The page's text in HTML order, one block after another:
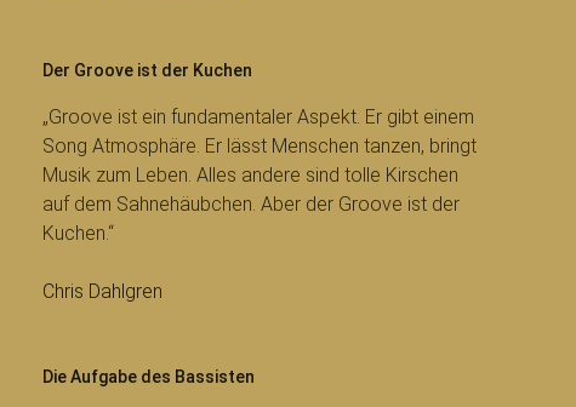
Der Groove ist der Kuchen
„Groove ist ein fundamentaler Aspekt. Er gibt einem
Song Atmosphäre. Er lässt Menschen tanzen, bringt
Musik zum Leben. Alles andere sind tolle Kirschen
auf dem Sahnehäubchen. Aber der Groove ist der
Kuchen.“
Chris Dahlgren
Die Aufgabe des Bassisten